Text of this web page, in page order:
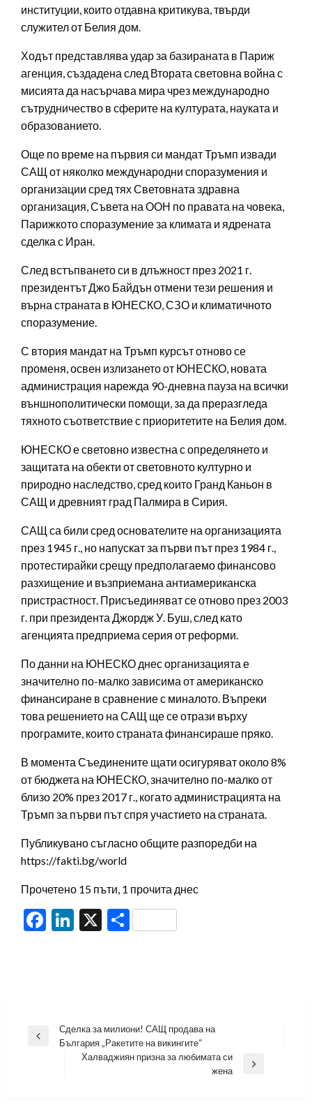
институции, които отдавна критикува, твърди
служител от Белия дом.
Ходът представлява удар за базираната в Париж
агенция, създадена след Втората световна война с
мисията да насърчава мира чрез международно
сътрудничество в сферите на културата, науката и
образованието.
Още по време на първия си мандат Тръмп извади
САЩ от няколко международни споразумения и
организации сред тях Световната здравна
организация, Съвета на ООН по правата на човека,
Парижкото споразумение за климата и ядрената
сделка с Иран.
След встъпването си в длъжност през 2021 г.
президентът Джо Байдън отмени тези решения и
върна страната в ЮНЕСКО, СЗО и климатичното
споразумение.
С втория мандат на Тръмп курсът отново се
променя, освен излизането от ЮНЕСКО, новата
администрация нарежда 90-дневна пауза на всички
външнополитически помощи, за да преразгледа
тяхното съответствие с приоритетите на Белия дом.
ЮНЕСКО е световно известна с определянето и
защитата на обекти от световното културно и
природно наследство, сред които Гранд Каньон в
САЩ и древният град Палмира в Сирия.
САЩ са били сред основателите на организацията
през 1945 г., но напускат за първи път през 1984 г.,
протестирайки срещу предполагаемо финансово
разхищение и възприемана антиамериканска
пристрастност. Присъединяват се отново през 2003
г. при президента Джордж У. Буш, след като
агенцията предприема серия от реформи.
По данни на ЮНЕСКО днес организацията е
значително по-малко зависима от американско
финансиране в сравнение с миналото. Въпреки
това решението на САЩ ще се отрази върху
програмите, които страната финансираше пряко.
В момента Съединените щати осигуряват около 8%
от бюджета на ЮНЕСКО, значително по-малко от
близо 20% през 2017 г., когато администрацията на
Тръмп за първи път спря участието на страната.
Публикувано съгласно общите разпоредби на
https://fakti.bg/world
Прочетено 15 пъти, 1 прочита днес
Facebook
LinkedIn
X Share
Навигация
Previous
Сделка за милиони! САЩ продава на
България „Ракетите на викингите“
Халваджиян призна за любимата си
жена